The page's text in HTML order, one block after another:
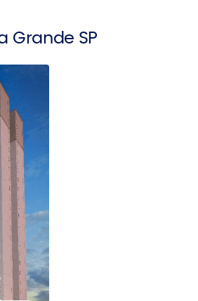
Grande SP